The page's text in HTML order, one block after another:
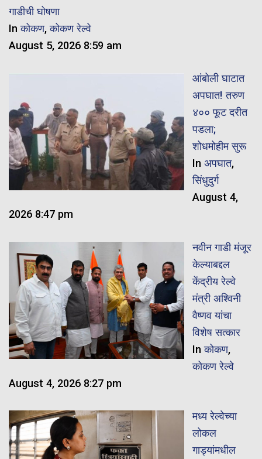
गाडीची घोषणा
Inकोकण,कोकण रेल्वे
August 5, 2026 8:59 am
आंबोली घाटात
अपघात! तरुण
४०० फूट दरीत
पडला;
शोधमोहीम सुरू
In अपघात,
सिंधुदुर्ग
August 4,
2026 8:47 pm
नवीन गाडी मंजूर
केल्याबद्दल
केंद्रीय रेल्वे
मंत्री अश्विनी
वैष्णव यांचा
विशेष सत्कार
Inकोकण,
कोकण रेल्वे
August 4, 2026 8:27 pm
मध्य रेल्वेच्या
लोकल
गाड्यांमधील